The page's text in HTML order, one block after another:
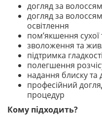
догляд за
догляд за
освітлення
пом’якшення
зволоження та
підтримка
полегшення
надання блиску та
професійний
процедур
Кому підходить?